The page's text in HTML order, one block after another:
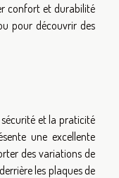
confort et durabilité
pour découvrir des
sécurité et la praticité
une excellente
des variations de
les plaques de